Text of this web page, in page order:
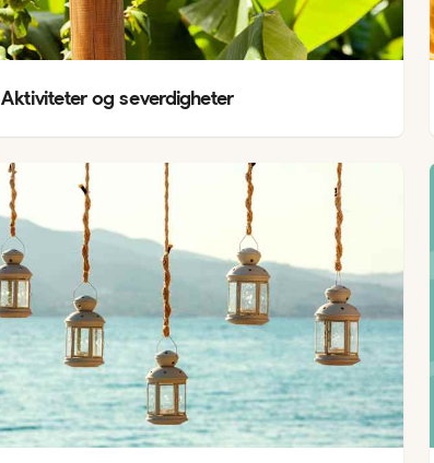
Aktiviteter og severdigheter